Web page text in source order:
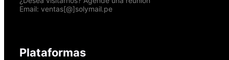
Email: ventas[@]solymail.pe
Plataformas